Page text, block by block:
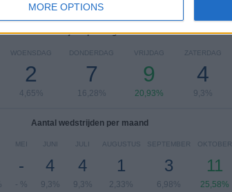
MORE OPTIONS
Aantal wedstrijden per dag van de week
WOENSDAG
2
4,65%
DONDERDAG
7
16,28%
VRIJDAG
9
20,93%
ZATERDAG
4
9,3%
Aantal wedstrijden per maand
MEI
-
- %
JUNI
4
9,3%
JULI
4
9,3%
AUGUSTUS
1
2,33%
SEPTEMBER
3
6,98%
OKTOBER
11
25,58%